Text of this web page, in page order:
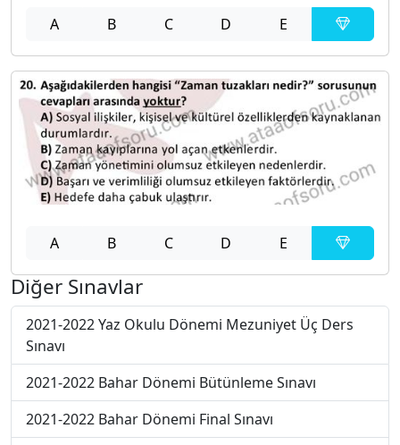
A B C D E
A B C D E
Diğer Sınavlar
2021-2022 Yaz Okulu Dönemi Mezuniyet Üç Ders
Sınavı
2021-2022 Bahar Dönemi Bütünleme Sınavı
2021-2022 Bahar Dönemi Final Sınavı